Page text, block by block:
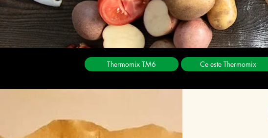
Thermomix TM6 Ce este Thermomix